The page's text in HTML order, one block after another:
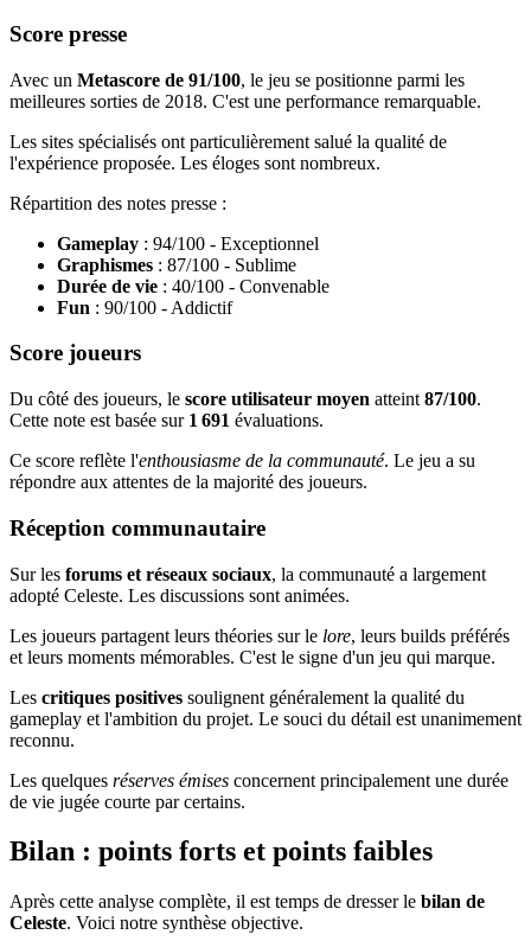
Score presse
Avec un Metascore de 91/100, le jeu se positionne parmi les
meilleures sorties de 2018. C'est une performance remarquable.
Les sites spécialisés ont particulièrement salué la qualité de
l'expérience proposée. Les éloges sont nombreux.
Répartition des notes presse :
Gameplay : 94/100 - Exceptionnel
Graphismes : 87/100 - Sublime
Durée de vie : 40/100 - Convenable
Fun : 90/100 - Addictif
Score joueurs
Du côté des joueurs, le score utilisateur moyen atteint 87/100.
Cette note est basée sur 1 691 évaluations.
Ce score reflète l'enthousiasme de la communauté. Le jeu a su
répondre aux attentes de la majorité des joueurs.
Réception communautaire
Sur les forums et réseaux sociaux, la communauté a largement
adopté Celeste. Les discussions sont animées.
Les joueurs partagent leurs théories sur le lore, leurs builds préférés
et leurs moments mémorables. C'est le signe d'un jeu qui marque.
Les critiques positives soulignent généralement la qualité du
gameplay et l'ambition du projet. Le souci du détail est unanimement
reconnu.
Les quelques réserves émises concernent principalement une durée
de vie jugée courte par certains.
Bilan : points forts et points faibles
Après cette analyse complète, il est temps de dresser le bilan de
Celeste. Voici notre synthèse objective.